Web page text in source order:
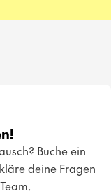
Buche ein
deine Fragen